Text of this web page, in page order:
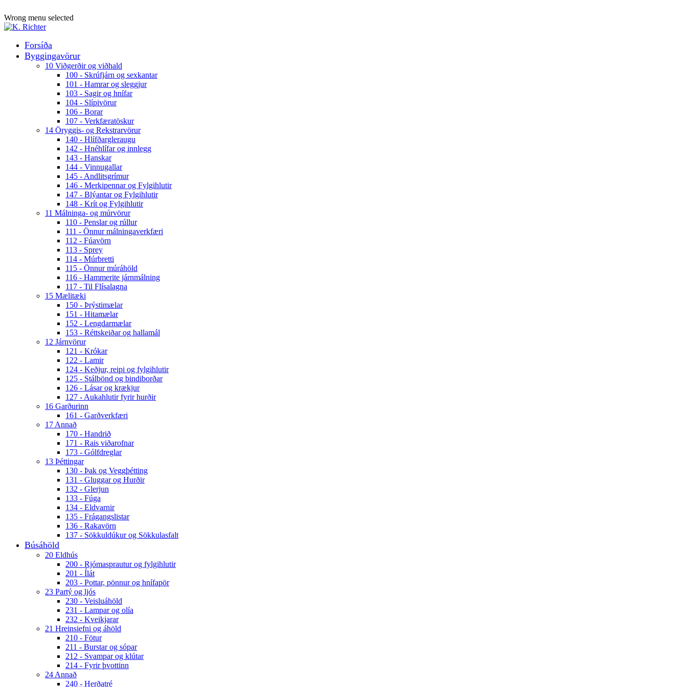
Wrong menu selected
Forsíða
Byggingavörur
10 Viðgerðir og viðhald
100 - Skrúfjárn og sexkantar
101 - Hamrar og sleggjur
103 - Sagir og hnífar
104 - Slípivörur
106 - Borar
107 - Verkfæratöskur
14 Öryggis- og Rekstrarvörur
140 - Hlífðargleraugu
142 - Hnéhlífar og innlegg
143 - Hanskar
144 - Vinnugallar
145 - Andlitsgrímur
146 - Merkipennar og Fylgihlutir
147 - Blýantar og Fylgihlutir
148 - Krít og Fylgihlutir
11 Málninga- og múrvörur
110 - Penslar og rúllur
111 - Önnur málningaverkfæri
112 - Fúavörn
113 - Sprey
114 - Múrbretti
115 - Önnur múráhöld
116 - Hammerite járnmálning
117 - Til Flísalagna
15 Mælitæki
150 - Þrýstimælar
151 - Hitamælar
152 - Lengdarmælar
153 - Réttskeiðar og hallamál
12 Járnvörur
121 - Krókar
122 - Lamir
124 - Keðjur, reipi og fylgihlutir
125 - Stálbönd og bindiborðar
126 - Lásar og krækjur
127 - Aukahlutir fyrir hurðir
16 Garðurinn
161 - Garðverkfæri
17 Annað
170 - Handrið
171 - Rais viðarofnar
173 - Gólfdreglar
13 Þéttingar
130 - Þak og Veggþétting
131 - Gluggar og Hurðir
132 - Glerjun
133 - Fúga
134 - Eldvarnir
135 - Frágangslistar
136 - Rakavörn
137 - Sökkuldúkur og Sökkulasfalt
Búsáhöld
20 Eldhús
200 - Rjómasprautur og fylgihlutir
201 - Ílát
203 - Pottar, pönnur og hnífapör
23 Partý og ljós
230 - Veisluáhöld
231 - Lampar og olía
232 - Kveikjarar
21 Hreinsiefni og áhöld
210 - Fötur
211 - Burstar og sópar
212 - Svampar og klútar
214 - Fyrir þvottinn
24 Annað
240 - Herðatré